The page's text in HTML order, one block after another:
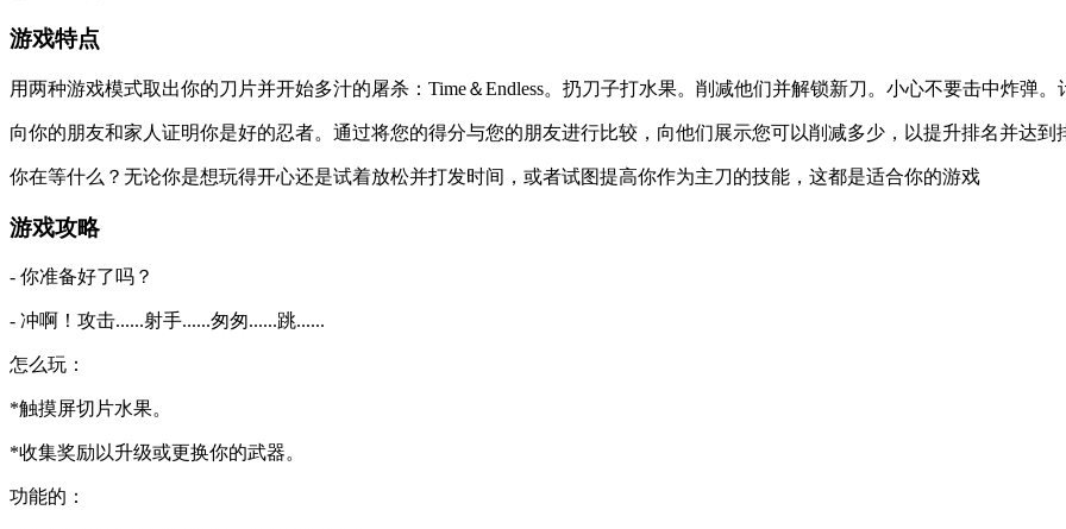
游戏特点
用两种游戏模式取出你的刀片并开始多汁的屠杀：Time＆Endless。扔刀子打水果。削减他们并解锁新刀。小心不要击中炸弹。
向你的朋友和家人证明你是好的忍者。通过将您的得分与您的朋友进行比较，向他们展示您可以削减多少，以提升排名并达到
你在等什么？无论你是想玩得开心还是试着放松并打发时间，或者试图提高你作为主刀的技能，这都是适合你的游戏
游戏攻略
- 你准备好了吗？
- 冲啊！攻击......射手......匆匆......跳......
怎么玩：
*触摸屏切片水果。
*收集奖励以升级或更换你的武器。
功能的：